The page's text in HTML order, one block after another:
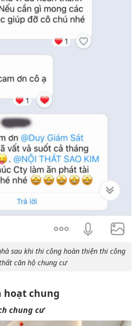
sau khi thi công hoàn thiện thi công
căn hộ chung cư
hoạt chung
chung cư